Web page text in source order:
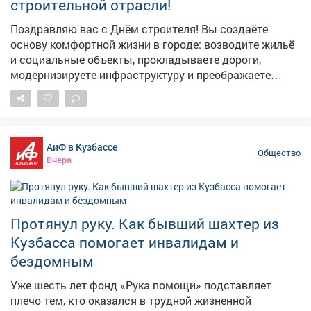
профессиональным праздником и вручил награды.
рабочей, а дома - тёплыми. С Днём строителя! Фото: 📷
Ирина Артемова
строительной отрасли!
Поздравляю вас с Днём строителя! Вы создаёте
основу комфортной жизни в городе: возводите жильё
и социальные объекты, прокладываете дороги,
модернизируете инфраструктуру и преображаете
общественные пространства. За каждым из
сегодняшних проектов - ваш добросовестный труд.
и точного расчёта, творческого подхода и высокой
ответственности. Желаю вам новых задач,
стабильности и надёжных партнёров. Пусть погода
сопутствует работе, а все планы реализуются в срок.
Крепкого здоровья, благополучия вашим семьям и
труд!
АиФ в Кузбассе
Вчера
Общество
Протянул руку. Как бывший шахтер из
Кузбасса помогает инвалидам и
бездомным
Уже шесть лет фонд «Рука помощи» подставляет
плечо тем, кто оказался в трудной жизненной